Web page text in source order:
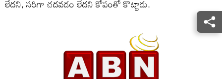
లేదని, సరిగా చదవడం లేదని కోపంతో కొట్టాడు.